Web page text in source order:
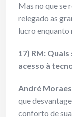
Mas no que se
relegado as
lucro enquanto
17) RM:
acesso à
André Moraes
que
conforto de